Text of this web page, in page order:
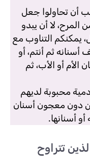
أن تحاولوا جعل
المرح، لا أن يبدو
يمكنكم التناوب مع
أسنانه ثم أنتم، أو
الأم أو الأب، ثم
محبوبة لديهم
دون معجون أسنان
أسنانها.
تتراوح